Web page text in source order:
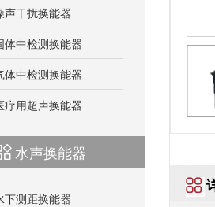
声干扰换能器
体中检测换能器
体中检测换能器
疗用超声换能器
水声换能器
下测距换能器